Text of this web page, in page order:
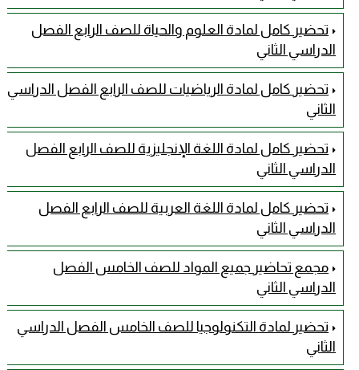
تحضير كامل لمادة العلوم والحياة للصف الرابع الفصل
الدراسي الثاني
تحضير كامل لمادة الرياضيات للصف الرابع الفصل الدراسي
الثاني
تحضير كامل لمادة اللغة الإنجليزية للصف الرابع الفصل
الدراسي الثاني
تحضير كامل لمادة اللغة العربية للصف الرابع الفصل
الدراسي الثاني
مجمع تحاضير جميع المواد للصف الخامس الفصل
الدراسي الثاني
تحضير لمادة التكنولوجيا للصف الخامس الفصل الدراسي
الثاني